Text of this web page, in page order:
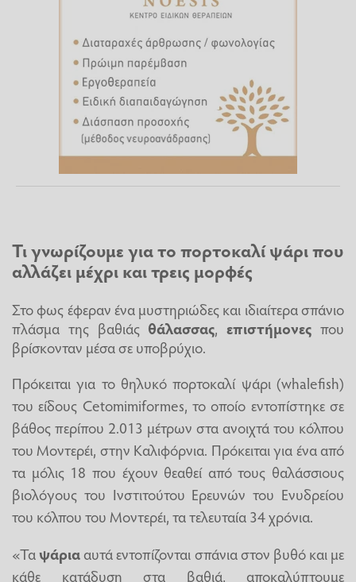
Τι γνωρίζουμε για το πορτοκαλί ψάρι που
αλλάζει μέχρι και τρεις μορφές
Στο φως έφεραν ένα μυστηριώδες και ιδιαίτερα σπάνιο
πλάσμα της βαθιάς θάλασσας,επιστήμονες που
βρίσκονταν μέσα σε υποβρύχιο.
Πρόκειται για το θηλυκό πορτοκαλί ψάρι (whalefish)
του είδους Cetomimiformes, το οποίο εντοπίστηκε σε
βάθος περίπου 2.013 μέτρων στα ανοιχτά του κόλπου
του Μοντερέι, στην Καλιφόρνια. Πρόκειται για ένα από
τα μόλις 18 που έχουν θεαθεί από τους θαλάσσιους
βιολόγους του Ινστιτούτου Ερευνών του Ενυδρείου
του κόλπου του Μοντερέι, τα τελευταία 34 χρόνια.
«Ταψάριααυτά εντοπίζονται σπάνια στον βυθό και με
κάθε κατάδυση στα βαθιά, αποκαλύπτουμε